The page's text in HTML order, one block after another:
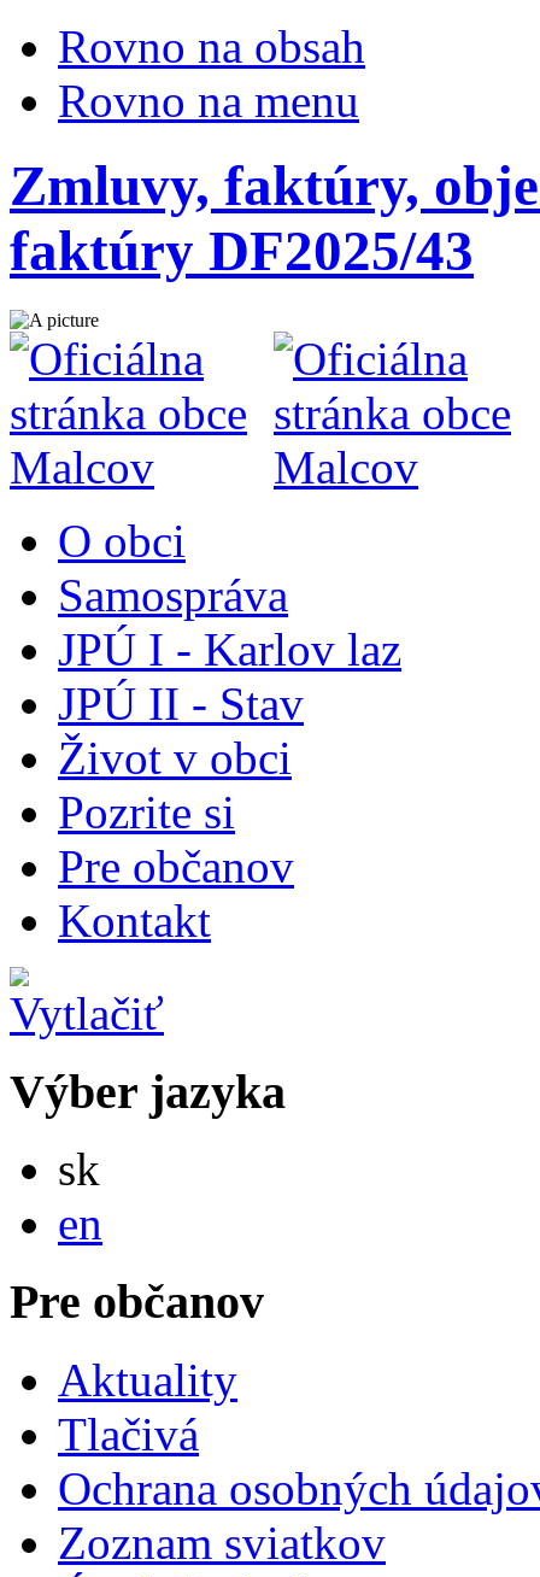
Rovno na obsah
Rovno na menu
Zmluvy, faktúry,
faktúry DF2025/43
O obci
Samospráva
JPÚ I - Karlov laz
JPÚ II - Stav
Život v obci
Pozrite si
Pre občanov
Kontakt
Výber jazyka
sk
en
Pre občanov
Aktuality
Tlačivá
Ochrana osobných
Zoznam sviatkov